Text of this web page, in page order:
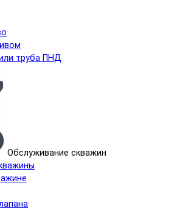
труба ПНД
Обслуживание скважин